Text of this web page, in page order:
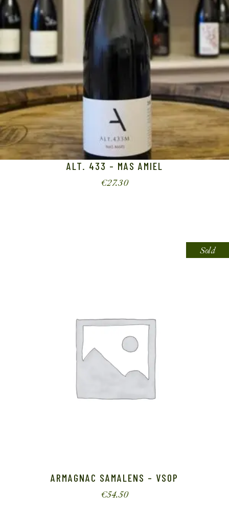
ALT. 433 – MAS AMIEL
€27.30
Sold
ARMAGNAC SAMALENS – VSOP
€54.50